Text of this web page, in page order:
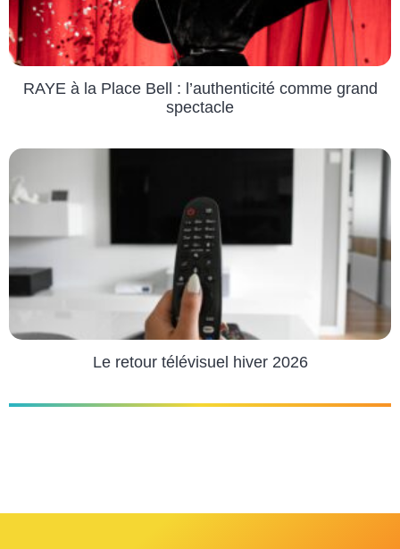
RAYE à la Place Bell : l’authenticité comme grand
spectacle
Le retour télévisuel hiver 2026